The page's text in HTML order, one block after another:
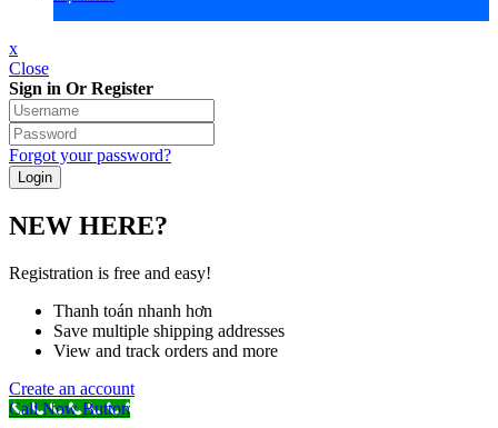
x
Close
Sign in Or Register
Forgot your password?
NEW HERE?
Registration is free and easy!
Thanh toán nhanh hơn
Save multiple shipping addresses
View and track orders and more
Create an account
Call Now Button